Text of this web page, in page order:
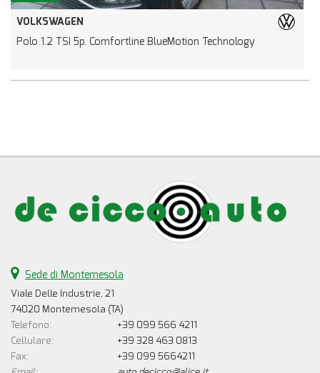
VOLKSWAGEN
Polo 1.2 TSI 5p. Comfortline BlueMotion Technology
Sede di Montemesola
Viale Delle Industrie, 21
74020 Montemesola (TA)
Telefono:
+39 099 566 4211
Cellulare:
+39 328 463 0813
Fax:
+39 099 5664211